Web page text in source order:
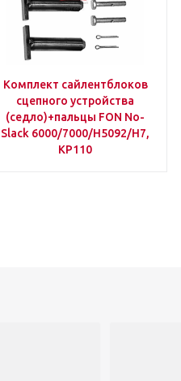
Комплект сайлентблоков
сцепного устройства
(седло)+пальцы FON No-
Slack 6000/7000/H5092/H7,
KP110